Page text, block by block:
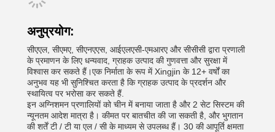
अनुप्रयोग:
सीएएल, सीएमए, सीएनएएस, आईएलएसी-एमआरए और सीसीसी द्वारा प्रणाली
के प्रमाणन के लिए धन्यवाद, ग्राहक उत्पाद की गुणवत्ता और सुरक्षा में
विश्वास कर सकते हैं।एक निर्माता के रूप में Xingjin के 12+ वर्षों का
अनुभव यह भी सुनिश्चित करता है कि ग्राहक उत्पाद के प्रदर्शन और
स्थायित्व पर भरोसा कर सकते हैं.
इन अग्निशमन प्रणालियों को चीन में बनाया जाता है और 2 सेट सिस्टम की
न्यूनतम आदेश मात्रा है। कीमत पर बातचीत की जा सकती है, और भुगतान
की शर्तें टी / टी या एल / सी के माध्यम से उपलब्ध हैं। 30 की आपूर्ति क्षमता